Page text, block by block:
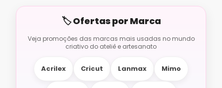
Acrilex Cricut Lanmax Mimo